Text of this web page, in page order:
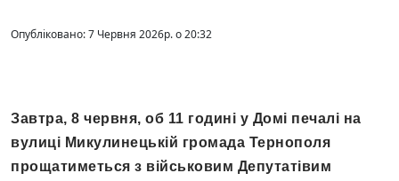
Опубліковано: 7 Червня 2026р. о 20:32
Завтра, 8 червня, об 11 годині у Домі печалі на
вулиці Микулинецькій громада Тернополя
прощатиметься з військовим Депутатівим